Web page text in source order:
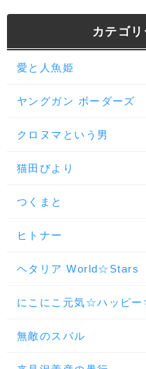
カテゴリ
愛と人魚姫
ヤングガン ボーダーズ
クロヌマという男
猫田びより
つくまと
ヒトナー
ヘタリア World☆Stars
にこにこ元気☆ハッピー
無敵のスバル